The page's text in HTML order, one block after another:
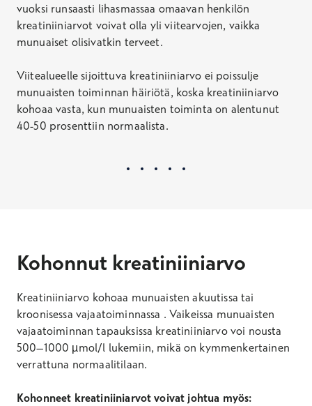
vuoksi runsaasti lihasmassaa omaavan henkilön
kreatiniiniarvot voivat olla yli viitearvojen, vaikka
munuaiset olisivatkin terveet.
Viitealueelle sijoittuva kreatiniiniarvo ei poissulje
munuaisten toiminnan häiriötä, koska kreatiniiniarvo
kohoaa vasta, kun munuaisten toiminta on alentunut
40-50 prosenttiin normaalista.
Kohonnut kreatiniiniarvo
Kreatiniiniarvo kohoaa munuaisten akuutissa tai
kroonisessa vajaatoiminnassa . Vaikeissa munuaisten
vajaatoiminnan tapauksissa kreatiniiniarvo voi nousta
500–1000 µmol/l lukemiin, mikä on kymmenkertainen
verrattuna normaalitilaan.
Kohonneet kreatiniiniarvot voivat johtua myös: